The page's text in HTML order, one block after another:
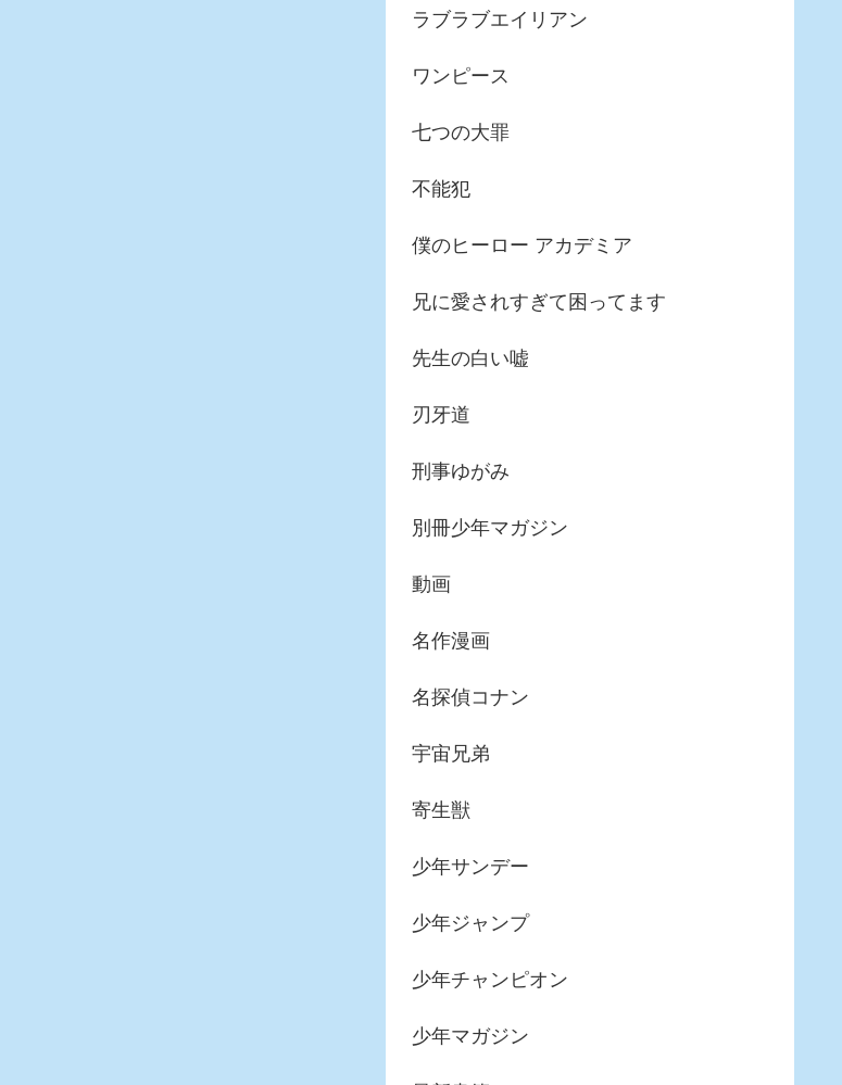
ラブラブエイリアン
ワンピース
七つの大罪
不能犯
僕のヒーロー アカデミア
兄に愛されすぎて困ってます
先生の白い嘘
刃牙道
刑事ゆがみ
別冊少年マガジン
動画
名作漫画
名探偵コナン
宇宙兄弟
寄生獣
少年サンデー
少年ジャンプ
少年チャンピオン
少年マガジン